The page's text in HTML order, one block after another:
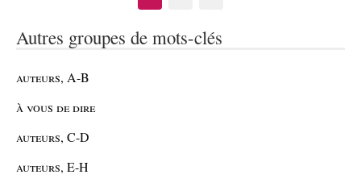
Autres groupes de mots-clés
auteurs, A-B
à vous de dire
auteurs, C-D
auteurs, E-H